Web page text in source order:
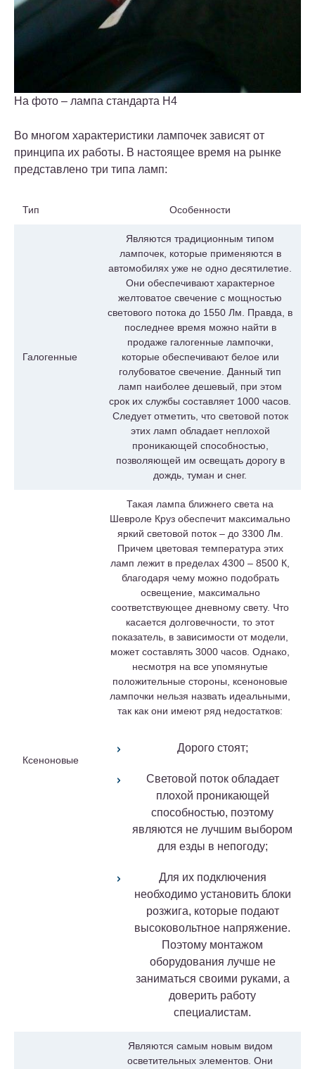
На фото – лампа стандарта H4
Во многом характеристики лампочек зависят от
принципа их работы. В настоящее время на рынке
представлено три типа ламп:
Тип Особенности
Галогенные
Являются традиционным типом
лампочек, которые применяются в
автомобилях уже не одно десятилетие.
Они обеспечивают характерное
желтоватое свечение с мощностью
светового потока до 1550 Лм. Правда, в
последнее время можно найти в
продаже галогенные лампочки,
которые обеспечивают белое или
голубоватое свечение. Данный тип
ламп наиболее дешевый, при этом
срок их службы составляет 1000 часов.
Следует отметить, что световой поток
этих ламп обладает неплохой
проникающей способностью,
позволяющей им освещать дорогу в
дождь, туман и снег.
Ксеноновые
Такая лампа ближнего света на
Шевроле Круз обеспечит максимально
яркий световой поток – до 3300 Лм.
Причем цветовая температура этих
ламп лежит в пределах 4300 – 8500 К,
благодаря чему можно подобрать
освещение, максимально
соответствующее дневному свету. Что
касается долговечности, то этот
показатель, в зависимости от модели,
может составлять 3000 часов. Однако,
несмотря на все упомянутые
положительные стороны, ксеноновые
лампочки нельзя назвать идеальными,
так как они имеют ряд недостатков:
Дорого стоят;
Световой поток обладает
плохой проникающей
способностью, поэтому
являются не лучшим выбором
для езды в непогоду;
Для их подключения
необходимо установить блоки
розжига, которые подают
высоковольтное напряжение.
Поэтому монтажом
оборудования лучше не
заниматься своими руками, а
доверить работу
специалистам.
Являются самым новым видом
осветительных элементов. Они